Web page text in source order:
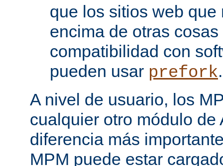
que los sitios web que
encima de otras
compatibilidad con
pueden usar prefork.
A nivel de usuario, los
cualquier otro módulo de
diferencia más
MPM puede estar